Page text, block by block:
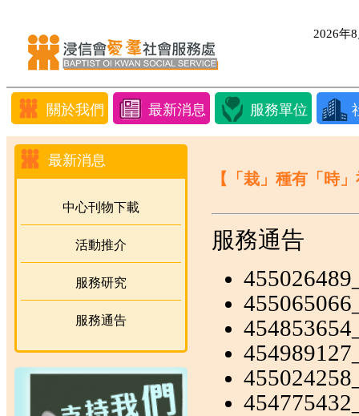
2026年
關於我們 最新消息 服務單位
最新消息
中心刊物下載
活動推介
服務研究
服務通告
【「栽」種有「時
服務通告